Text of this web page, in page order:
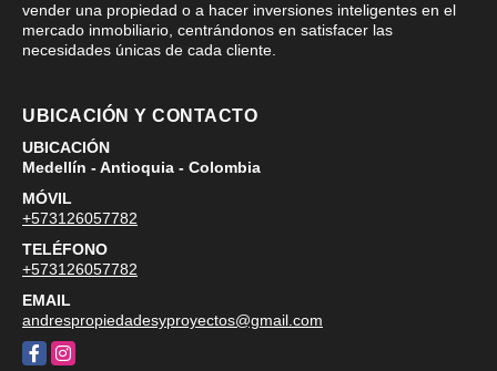
vender una propiedad o a hacer inversiones inteligentes en el
mercado inmobiliario, centrándonos en satisfacer las
necesidades únicas de cada cliente.
UBICACIÓN Y CONTACTO
UBICACIÓN
Medellín - Antioquia - Colombia
MÓVIL
+573126057782
TELÉFONO
+573126057782
EMAIL
andrespropiedadesyproyectos@gmail.com
FacebookInstagram